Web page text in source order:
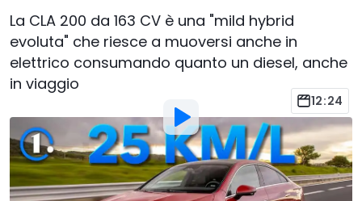
La CLA 200 da 163 CV è una "mild hybrid
evoluta" che riesce a muoversi anche in
elettrico consumando quanto un diesel, anche
in viaggio
12:24
Foto di:Motor1 Italy
Di: Francesco Meneghini
3 Giualle17:30